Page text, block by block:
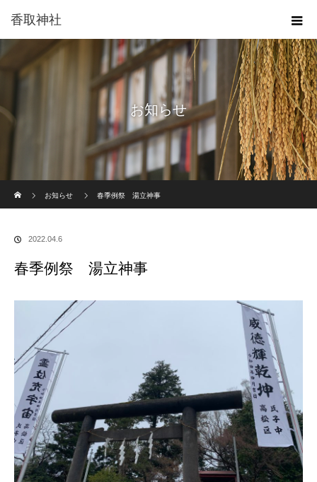
香取神社
お知らせ
お知らせ
春季例祭 湯立神事
2022.04.6
春季例祭 湯立神事